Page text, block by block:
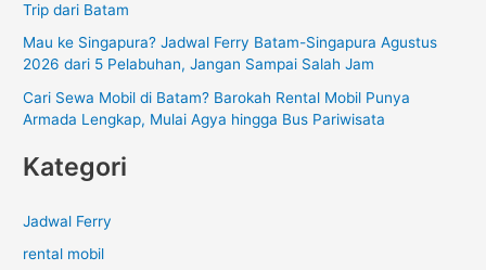
Trip dari Batam
Mau ke Singapura? Jadwal Ferry Batam-Singapura Agustus
2026 dari 5 Pelabuhan, Jangan Sampai Salah Jam
Cari Sewa Mobil di Batam? Barokah Rental Mobil Punya
Armada Lengkap, Mulai Agya hingga Bus Pariwisata
Kategori
Jadwal Ferry
rental mobil